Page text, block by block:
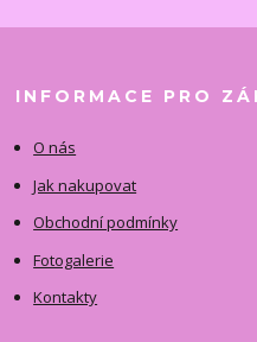
INFORMACE PRO
O nás
Jak nakupovat
Obchodní podmínky
Fotogalerie
Kontakty